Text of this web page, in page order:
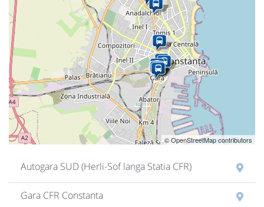
© OpenStreetMap contributors
Autogara SUD (Herli-Sof langa Statia CFR)
Gara CFR Constanta